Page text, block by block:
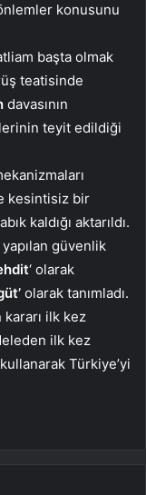
konusunu
başta olmak
teatisinde
davasının
teyit edildiği
kesintisiz bir
kaldığı aktarıldı.
güvenlik
‘ olarak
olarak tanımladı.
ilk kez
ilk kez
Türkiye’yi